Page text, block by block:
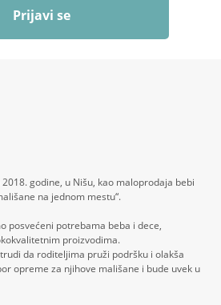
Prijavi se
godine, u Nišu, kao maloprodaja bebi
na jednom mestu“.
posvećeni potrebama beba i dece,
proizvodima.
da roditeljima pruži podršku i olakša
opreme za njihove mališane i bude uvek u